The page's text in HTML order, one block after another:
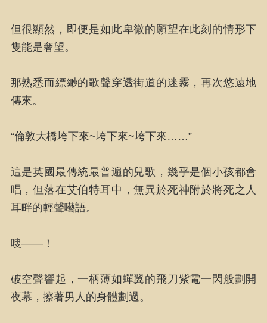
但很顯然，即便是如此卑微的願望在此刻的情形下
隻能是奢望。
那熟悉而縹緲的歌聲穿透街道的迷霧，再次悠遠地
傳來。
“倫敦大橋垮下來~垮下來~垮下來……”
這是英國最傳統最普遍的兒歌，幾乎是個小孩都會
唱，但落在艾伯特耳中，無異於死神附於將死之人
耳畔的輕聲囈語。
嗖——！
破空聲響起，一柄薄如蟬翼的飛刀紫電一閃般劃開
夜幕，擦著男人的身體劃過。